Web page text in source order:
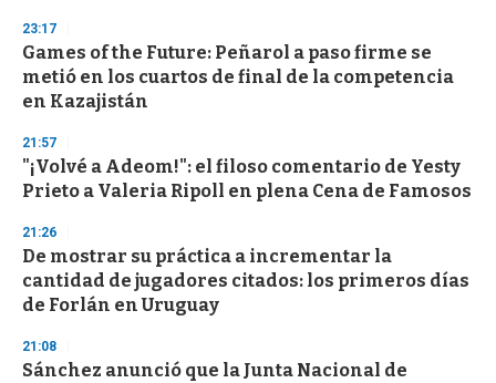
23:17
Games of the Future: Peñarol a paso firme se
metió en los cuartos de final de la competencia
en Kazajistán
21:57
"¡Volvé a Adeom!": el filoso comentario de Yesty
Prieto a Valeria Ripoll en plena Cena de Famosos
21:26
De mostrar su práctica a incrementar la
cantidad de jugadores citados: los primeros días
de Forlán en Uruguay
21:08
Sánchez anunció que la Junta Nacional de